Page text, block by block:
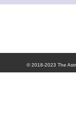
© 2018-2023 The